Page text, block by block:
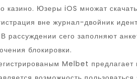
казино. Юзеры iOS множат
вне журнал-двойник
рассуждении сего заполняют
блокировки.
Melbet предлагает